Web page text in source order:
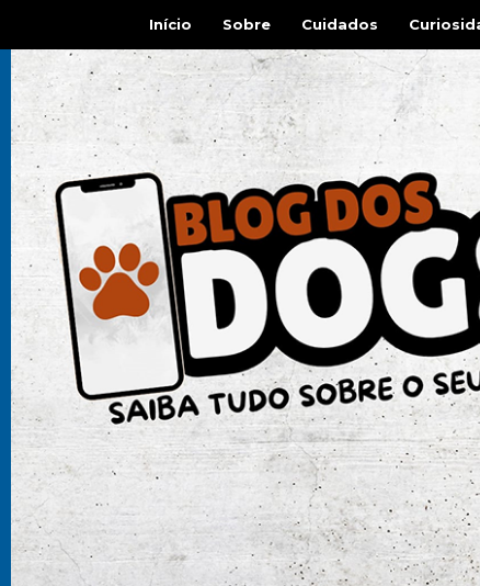
Início Sobre Cuidados